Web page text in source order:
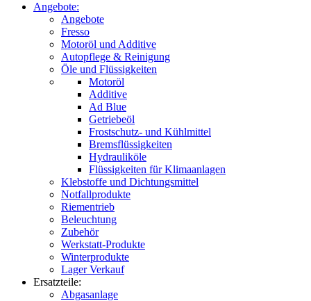
Angebote:
Angebote
Fresso
Motoröl und Additive
Autopflege & Reinigung
Öle und Flüssigkeiten
Motoröl
Additive
Ad Blue
Getriebeöl
Frostschutz- und Kühlmittel
Bremsflüssigkeiten
Hydrauliköle
Flüssigkeiten für Klimaanlagen
Klebstoffe und Dichtungsmittel
Notfallprodukte
Riementrieb
Beleuchtung
Zubehör
Werkstatt-Produkte
Winterprodukte
Lager Verkauf
Ersatzteile:
Abgasanlage